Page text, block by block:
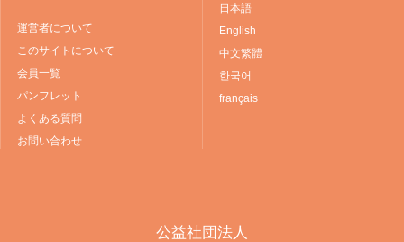
運営者について
このサイトについて
会員一覧
パンフレット
よくある質問
お問い合わせ
日本語
English
中文繁體
한국어
français
公益社団法人